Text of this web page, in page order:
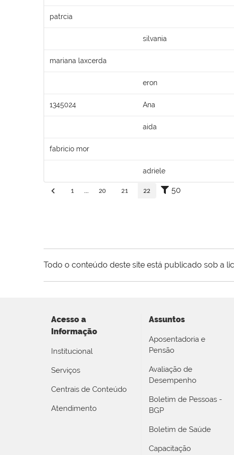
patrcia
silvania
mariana laxcerda
eron
1345024 Ana
aida
fabricio mor
adriele
1 20 21 22 50
Todo o conteúdo deste site está publicado sob a
Acesso a
Informação
Institucional
Serviços
Centrais de Conteúdo
Atendimento
Assuntos
Aposentadoria e
Pensão
Avaliação de
Desempenho
Boletim de Pessoas -
BGP
Boletim de Saúde
Capacitação